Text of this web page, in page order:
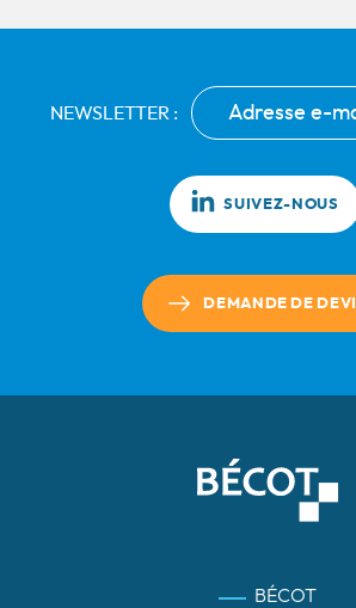
NEWSLETTER :
SUIVEZ-NOUS
DEMANDE DE
BÉCOT